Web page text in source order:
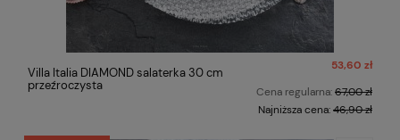
Villa Italia DIAMOND salaterka 30 cm
przeźroczysta
53,60 zł
Cena regularna:67,00 zł
Najniższa cena:46,90 zł